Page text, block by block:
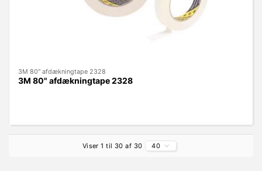
3M 80" afdækningtape 2328
3M 80" afdækningtape 2328
Viser 1 til 30 af 30 40